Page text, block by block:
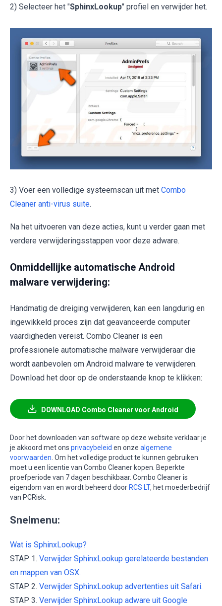
2) Selecteer het "SphinxLookup" profiel en verwijder het.
3) Voer een volledige systeemscan uit met Combo
Cleaner anti-virus suite.
Na het uitvoeren van deze acties, kunt u verder gaan met
verdere verwijderingsstappen voor deze adware.
Onmiddellijke automatische Android
malware verwijdering:
Handmatig de dreiging verwijderen, kan een langdurig en
ingewikkeld proces zijn dat geavanceerde computer
vaardigheden vereist. Combo Cleaner is een
professionele automatische malware verwijderaar die
wordt aanbevolen om Android malware te verwijderen.
Download het door op de onderstaande knop te klikken:
DOWNLOAD Combo Cleaner voor Android
Door het downloaden van software op deze website verklaar je
je akkoord met ons privacybeleid en onze algemene
voorwaarden. Om het volledige product te kunnen gebruiken
moet u een licentie van Combo Cleaner kopen. Beperkte
proefperiode van 7 dagen beschikbaar. Combo Cleaner is
eigendom van en wordt beheerd door RCS LT, het moederbedrijf
van PCRisk.
Snelmenu:
Wat is SphinxLookup?
STAP 1. Verwijder SphinxLookup gerelateerde bestanden
en mappen van OSX.
STAP 2. Verwijder SphinxLookup advertenties uit Safari.
STAP 3. Verwijder SphinxLookup adware uit Google